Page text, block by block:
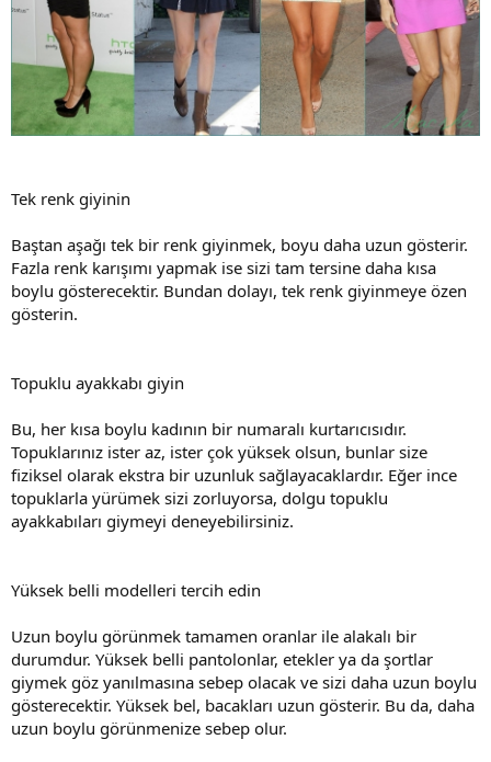
Tek renk giyinin
Baştan aşağı tek bir renk giyinmek, boyu daha uzun gösterir.
Fazla renk karışımı yapmak ise sizi tam tersine daha kısa
boylu gösterecektir. Bundan dolayı, tek renk giyinmeye özen
gösterin.
Topuklu ayakkabı giyin
Bu, her kısa boylu kadının bir numaralı kurtarıcısıdır.
Topuklarınız ister az, ister çok yüksek olsun, bunlar size
fiziksel olarak ekstra bir uzunluk sağlayacaklardır. Eğer ince
topuklarla yürümek sizi zorluyorsa, dolgu topuklu
ayakkabıları giymeyi deneyebilirsiniz.
Yüksek belli modelleri tercih edin
Uzun boylu görünmek tamamen oranlar ile alakalı bir
durumdur. Yüksek belli pantolonlar, etekler ya da şortlar
giymek göz yanılmasına sebep olacak ve sizi daha uzun boylu
gösterecektir. Yüksek bel, bacakları uzun gösterir. Bu da, daha
uzun boylu görünmenize sebep olur.